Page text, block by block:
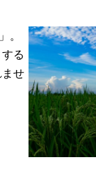
。
る
せ